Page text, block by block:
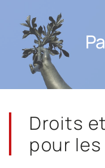
Droits
pour